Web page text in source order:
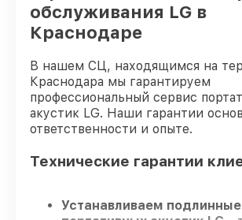
обслуживания LG в
Краснодаре
В нашем СЦ, находящимся на
Краснодара мы гарантируем
профессиональный сервис
акустик LG. Наши гарантии
ответственности и опыте.
Технические гарантии
Устанавливаем